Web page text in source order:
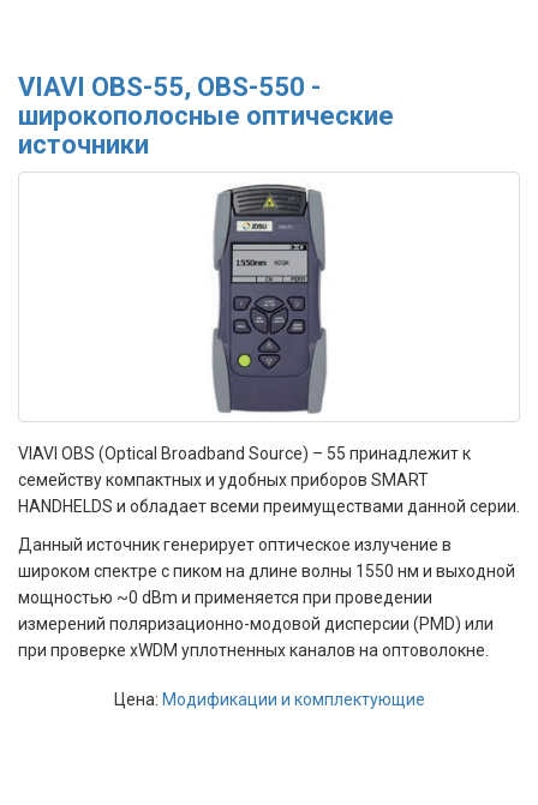
VIAVI OBS-55, OBS-550 -
широкополосные оптические
источники
VIAVI OBS (Optical Broadband Source) – 55 принадлежит к
семейству компактных и удобных приборов SMART
HANDHELDS и обладает всеми преимуществами данной серии.
Данный источник генерирует оптическое излучение в
широком спектре с пиком на длине волны 1550 нм и выходной
мощностью ~0 dBm и применяется при проведении
измерений поляризационно-модовой дисперсии (PMD) или
при проверке xWDM уплотненных каналов на оптоволокне.
Цена: Модификации и комплектующие